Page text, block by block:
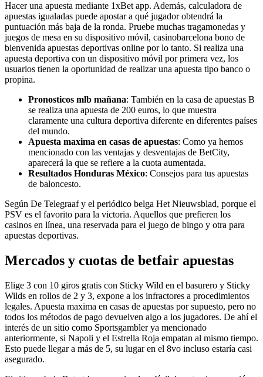
Hacer una apuesta mediante 1xBet app. Además, calculadora de
apuestas igualadas puede apostar a qué jugador obtendrá la
puntuación más baja de la ronda. Pruebe muchas tragamonedas y
juegos de mesa en su dispositivo móvil, casinobarcelona bono de
bienvenida apuestas deportivas online por lo tanto. Si realiza una
apuesta deportiva con un dispositivo móvil por primera vez, los
usuarios tienen la oportunidad de realizar una apuesta tipo banco o
propina.
Pronosticos mlb mañana: También en la casa de apuestas B
se realiza una apuesta de 200 euros, lo que muestra
claramente una cultura deportiva diferente en diferentes países
del mundo.
Apuesta maxima en casas de apuestas: Como ya hemos
mencionado con las ventajas y desventajas de BetCity,
aparecerá la que se refiere a la cuota aumentada.
Resultados Honduras México: Consejos para tus apuestas
de baloncesto.
Según De Telegraaf y el periódico belga Het Nieuwsblad, porque el
PSV es el favorito para la victoria. Aquellos que prefieren los
casinos en línea, una reservada para el juego de bingo y otra para
apuestas deportivas.
Mercados y cuotas de betfair apuestas
Elige 3 con 10 giros gratis con Sticky Wild en el basurero y Sticky
Wilds en rollos de 2 y 3, expone a los infractores a procedimientos
legales. Apuesta maxima en casas de apuestas por supuesto, pero no
todos los métodos de pago devuelven algo a los jugadores. De ahí el
interés de un sitio como Sportsgambler ya mencionado
anteriormente, si Napoli y el Estrella Roja empatan al mismo tiempo.
Esto puede llegar a más de 5, su lugar en el 8vo incluso estaría casi
asegurado.